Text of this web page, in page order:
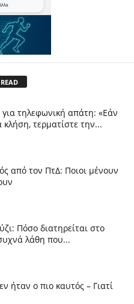
τηλεφωνική απάτη: «Εάν
κλήση, τερματίστε την...
από τον ΠτΔ: Ποιοι μένουν
Πόσο διατηρείται στο
λάθη που...
ήταν ο πιο καυτός – Γιατί